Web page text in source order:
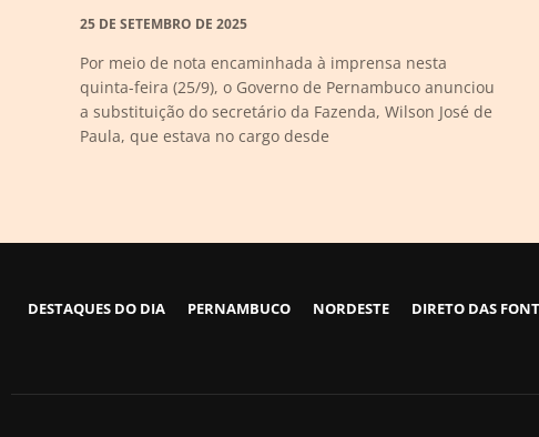
25 DE SETEMBRO DE 2025
Por meio de nota encaminhada à imprensa nesta
quinta-feira (25/9), o Governo de Pernambuco anunciou
a substituição do secretário da Fazenda, Wilson José de
Paula, que estava no cargo desde
DESTAQUES DO DIA PERNAMBUCO NORDESTE DIRETO DAS